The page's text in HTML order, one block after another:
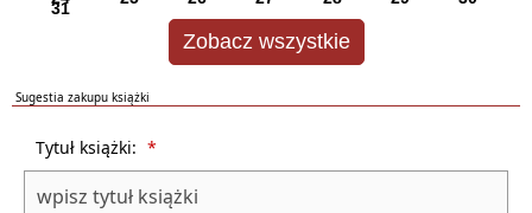
31
Zobacz wszystkie
Sugestia zakupu książki
Tytuł książki: *